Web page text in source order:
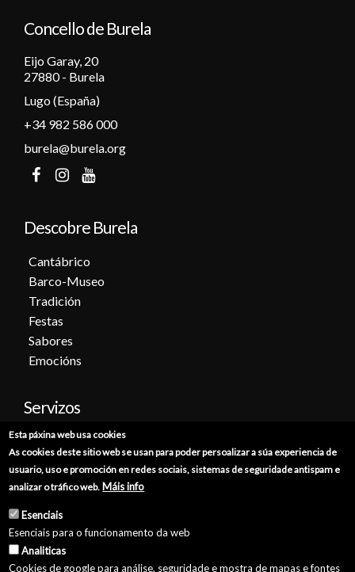
Concello de Burela
Eijo Garay, 20
27880 - Burela
Lugo (España)
+34 982 586 000
burela@burela.org
Descobre Burela
Cantábrico
Barco-Museo
Tradición
Festas
Sabores
Emocións
Servizos
Cita previa
Sede electrónica
Catálogo de trámites
Punto de información catastral
Punto Limpo
Esta páxina web usa cookies
As cookies deste sitio web se usan para poder persoalizar a súa experiencia de
usuario, uso e promoción en redes sociais, sistemas de seguridade antispam e
analizar o tráfico web. Máis info
Esenciais
Esenciais para o funcionamento da web
Analiticas
Cookies de google para análise, seguridade e mostra de mapas e fontes